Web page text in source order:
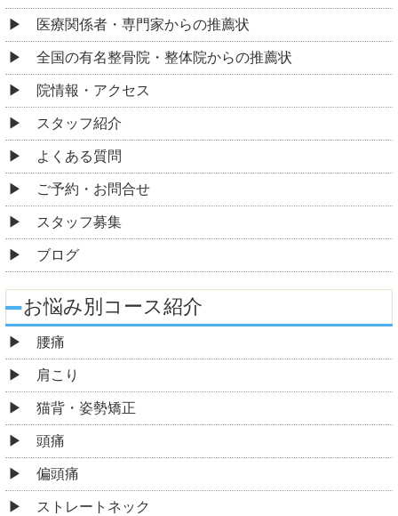
医療関係者・専門家からの推薦状
全国の有名整骨院・整体院からの推薦状
院情報・アクセス
スタッフ紹介
よくある質問
ご予約・お問合せ
スタッフ募集
ブログ
お悩み別コース紹介
腰痛
肩こり
猫背・姿勢矯正
頭痛
偏頭痛
ストレートネック